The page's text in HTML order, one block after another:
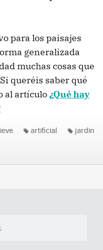
para los paisajes
generalizada
muchas cosas que
queréis saber qué
al artículo¿Qué hay
artificial jardin